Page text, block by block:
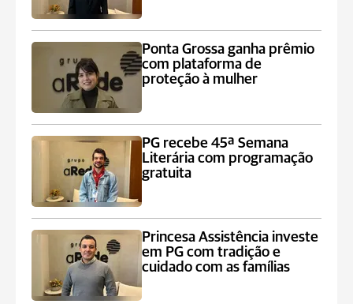
Ponta Grossa ganha prêmio
com plataforma de
proteção à mulher
PG recebe 45ª Semana
Literária com programação
gratuita
Princesa Assistência investe
em PG com tradição e
cuidado com as famílias